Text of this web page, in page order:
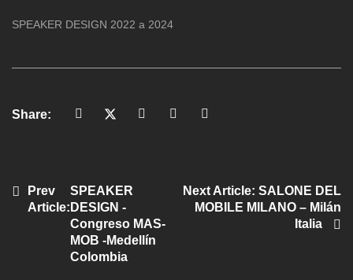
SPEAKER DESIGN 2022 a 2024
Share:
Prev
Article:
SPEAKER
DESIGN -
Congreso MAS-
MOB -Medellín
Colombia
Next Article: SALONE DEL
MOBILE MILANO – Milán
Italia